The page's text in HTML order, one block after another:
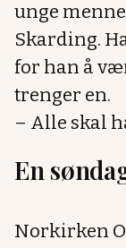
unge
Skarding.
for han å
trenger en.
– Alle skal
En
Norkirken